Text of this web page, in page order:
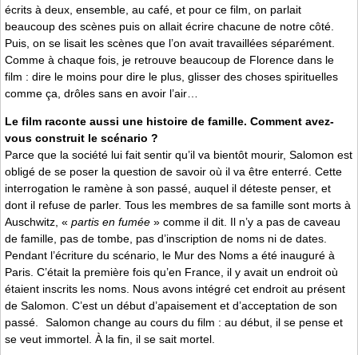
écrits à deux, ensemble, au café, et pour ce film, on parlait
beaucoup des scènes puis on allait écrire chacune de notre côté.
Puis, on se lisait les scènes que l’on avait travaillées séparément.
Comme à chaque fois, je retrouve beaucoup de Florence dans le
film : dire le moins pour dire le plus, glisser des choses spirituelles
comme ça, drôles sans en avoir l’air…
Le film raconte aussi une histoire de famille. Comment avez-
vous construit le scénario ?
Parce que la société lui fait sentir qu’il va bientôt mourir, Salomon est
obligé de se poser la question de savoir où il va être enterré. Cette
interrogation le ramène à son passé, auquel il déteste penser, et
dont il refuse de parler. Tous les membres de sa famille sont morts à
Auschwitz, « partis en fumée » comme il dit. Il n’y a pas de caveau
de famille, pas de tombe, pas d’inscription de noms ni de dates.
Pendant l’écriture du scénario, le Mur des Noms a été inauguré à
Paris. C’était la première fois qu’en France, il y avait un endroit où
étaient inscrits les noms. Nous avons intégré cet endroit au présent
de Salomon. C’est un début d’apaisement et d’acceptation de son
passé. Salomon change au cours du film : au début, il se pense et
se veut immortel. À la fin, il se sait mortel.